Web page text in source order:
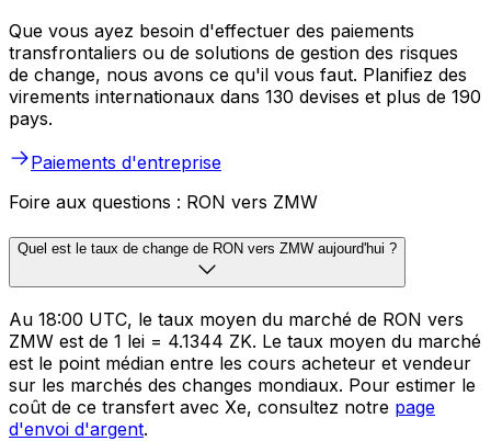
Que vous ayez besoin d'effectuer des paiements
transfrontaliers ou de solutions de gestion des risques
de change, nous avons ce qu'il vous faut. Planifiez des
virements internationaux dans 130 devises et plus de 190
pays.
Paiements d'entreprise
Foire aux questions : RON vers ZMW
Quel est le taux de change de RON vers ZMW aujourd'hui ?
Au 18:00 UTC, le taux moyen du marché de RON vers
ZMW est de 1 lei = 4.1344 ZK. Le taux moyen du marché
est le point médian entre les cours acheteur et vendeur
sur les marchés des changes mondiaux. Pour estimer le
coût de ce transfert avec Xe, consultez notre page
d'envoi d'argent.